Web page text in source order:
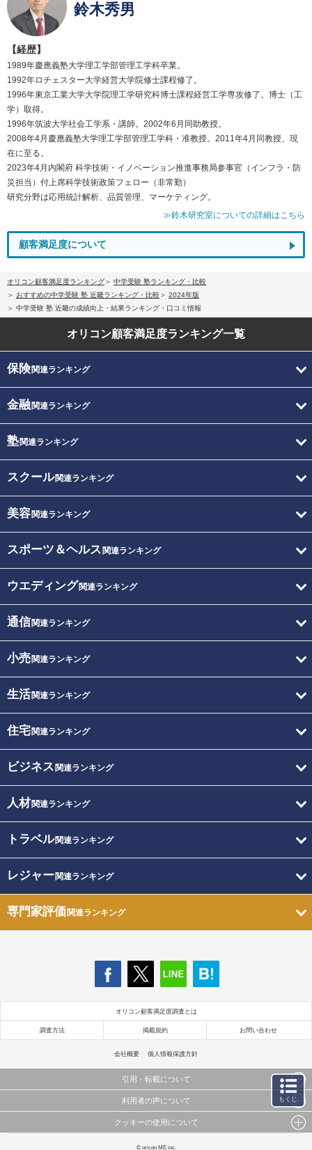
鈴木秀男
【経歴】
1989年慶應義塾大学理工学部管理工学科卒業。
1992年ロチェスター大学経営大学院修士課程修了。
1996年東京工業大学大学院理工学研究科博士課程経営工学専攻修了。博士（工
学）取得。
1996年筑波大学社会工学系・講師。2002年6月同助教授。
2008年4月慶應義塾大学理工学部管理工学科・准教授。2011年4月同教授、現
在に至る。
2023年4月内閣府 科学技術・イノベーション推進事務局参事官（インフラ・防
災担当）付上席科学技術政策フェロー（非常勤）
研究分野は応用統計解析、品質管理、マーケティング。
≫鈴木研究室についての詳細はこちら
顧客満足度について
オリコン顧客満足度ランキング
中学受験 塾ランキング・比較
おすすめの中学受験 塾 近畿ランキング・比較
2024年版
中学受験 塾 近畿の成績向上・結果ランキング・口コミ情報
オリコン顧客満足度ランキング一覧
保険関連ランキング
金融関連ランキング
塾関連ランキング
スクール関連ランキング
美容関連ランキング
スポーツ＆ヘルス 関連ランキング
ウエディング関連ランキング
通信関連ランキング
小売関連ランキング
生活関連ランキング
住宅関連ランキング
ビジネス 関連ランキング
人材関連ランキング
トラベル関連ランキング
レジャー関連ランキング
専門家評価関連ランキング
オリコン顧客満足度調査とは
調査方法 掲載規約 お問い合わせ
会社概要 個人情報保護方針
引用・転載について
当サイトで公開されている情報（文字、写真、イラスト、画像データ等）及びこれらの配置・
これらの情報を権利者の許可なく無断転載・複製などの二次利用を行うことは固く禁じており
利用者の声について
当サイトに掲載している内容はすべてサービスの利用者が提出された見解・感想です。
クッキーの使用について
このサイトでは Cookie を使用して、ユーザーに合わせたコンテンツや広告の表示、ソーシャル
© oricon ME inc.
もくじ